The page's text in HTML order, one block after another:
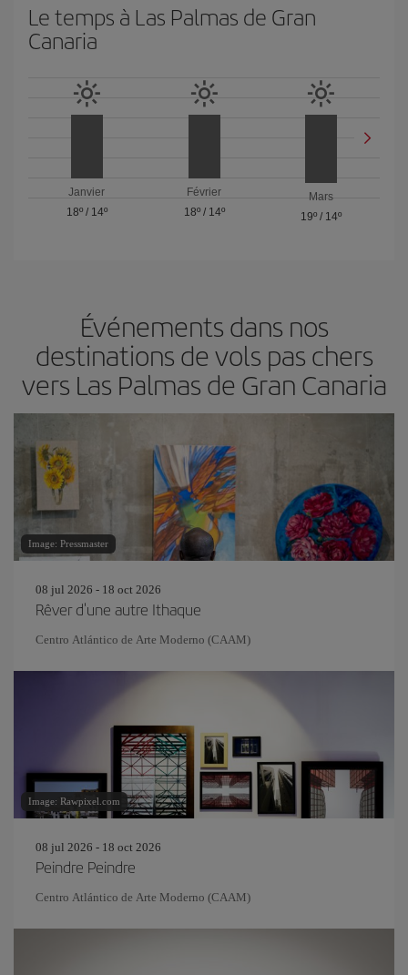
Le temps à Las Palmas de Gran
Canaria
Janvier
18º/ 14º
Février
18º/ 14º
Mars
19º / 14º
Événements dans nos
destinations de vols pas chers
vers Las Palmas de Gran Canaria
Image: Pressmaster
08 jul 2026 - 18 oct 2026
Rêver d'une autre Ithaque
Centro Atlántico de Arte Moderno (CAAM)
Image: Rawpixel.com
08 jul 2026 - 18 oct 2026
Peindre Peindre
Centro Atlántico de Arte Moderno (CAAM)